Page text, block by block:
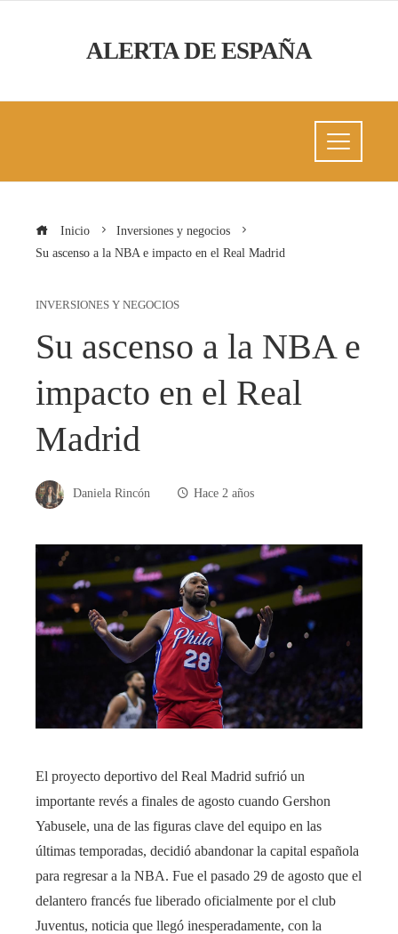
ALERTA DE ESPAÑA
Inicio
Inversiones y negocios
Su ascenso a la NBA e impacto en el Real Madrid
INVERSIONES Y NEGOCIOS
Su ascenso a la NBA e
impacto en el Real
Madrid
Daniela Rincón Hace 2 años
El proyecto deportivo del Real Madrid sufrió un
importante revés a finales de agosto cuando Gershon
Yabusele, una de las figuras clave del equipo en las
últimas temporadas, decidió abandonar la capital española
para regresar a la NBA. Fue el pasado 29 de agosto que el
delantero francés fue liberado oficialmente por el club
Juventus, noticia que llegó inesperadamente, con la